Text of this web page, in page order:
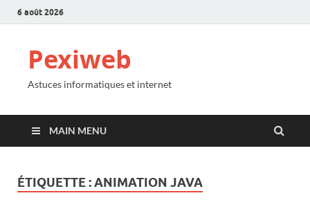
6 août 2026
Pexiweb
Astuces informatiques et internet
MAIN MENU
ÉTIQUETTE :ANIMATION JAVA